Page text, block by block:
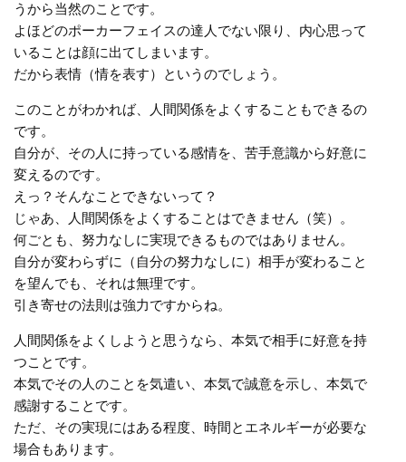
うから当然のことです。
よほどのポーカーフェイスの達人でない限り、内心思って
いることは顔に出てしまいます。
だから表情（情を表す）というのでしょう。
このことがわかれば、人間関係をよくすることもできるの
です。
自分が、その人に持っている感情を、苦手意識から好意に
変えるのです。
えっ？そんなことできないって？
じゃあ、人間関係をよくすることはできません（笑）。
何ごとも、努力なしに実現できるものではありません。
自分が変わらずに（自分の努力なしに）相手が変わること
を望んでも、それは無理です。
引き寄せの法則は強力ですからね。
人間関係をよくしようと思うなら、本気で相手に好意を持
つことです。
本気でその人のことを気遣い、本気で誠意を示し、本気で
感謝することです。
ただ、その実現にはある程度、時間とエネルギーが必要な
場合もあります。